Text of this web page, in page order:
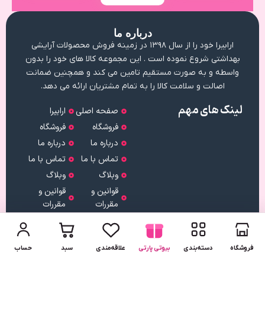
لینک های مهم
صفحه اصلی
فروشگاه
درباره ما
تماس با ما
وبلاگ
قوانین و
مقررات
ارابیرا
فروشگاه
درباره ما
تماس با ما
وبلاگ
قوانین و
مقررات
درباره ما
ارابیرا خود را از سال ۱۳۹۸ در زمینه فروش محصولات آرایشی
بهداشتی شروع نموده است . این مجموعه کالا های خود را بدون
واسطه و به صورت مستقیم تامین می کند و همچنین ضمانت
اصالت و سلامت کالا را به تمام مشتریان ارائه می دهد.
اپلیکیشن لینک
مستقیم
دریافت
از بازار
نماد اعتماد فروشگاه دسته‌بندی بیوتی پارتی علاقه‌مندی سبد حساب